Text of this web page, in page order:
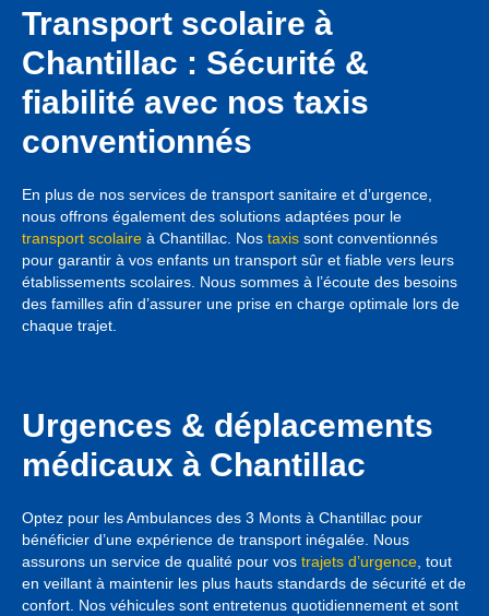
Transport scolaire à
Chantillac : Sécurité &
fiabilité avec nos taxis
conventionnés
En plus de nos services de transport sanitaire et d’urgence,
nous offrons également des solutions adaptées pour le
transport scolaire à Chantillac. Nos taxis sont conventionnés
pour garantir à vos enfants un transport sûr et fiable vers leurs
établissements scolaires. Nous sommes à l’écoute des besoins
des familles afin d’assurer une prise en charge optimale lors de
chaque trajet.
Urgences & déplacements
médicaux à Chantillac
Optez pour les Ambulances des 3 Monts à Chantillac pour
bénéficier d’une expérience de transport inégalée. Nous
assurons un service de qualité pour vos trajets d’urgence, tout
en veillant à maintenir les plus hauts standards de sécurité et de
confort. Nos véhicules sont entretenus quotidiennement et sont